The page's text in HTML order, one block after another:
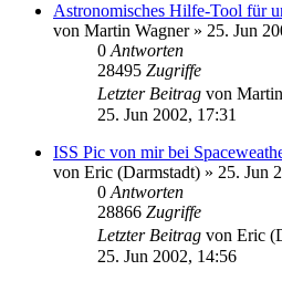
Astronomisches Hilfe-Tool für
von Martin Wagner» 25. Jun
0 Antworten
28495 Zugriffe
Letzter Beitrag von
25. Jun 2002, 17:31
ISS Pic von mir bei
von Eric (Darmstadt) » 25. Jun
0 Antworten
28866 Zugriffe
Letzter Beitrag von Eric
25. Jun 2002, 14:56